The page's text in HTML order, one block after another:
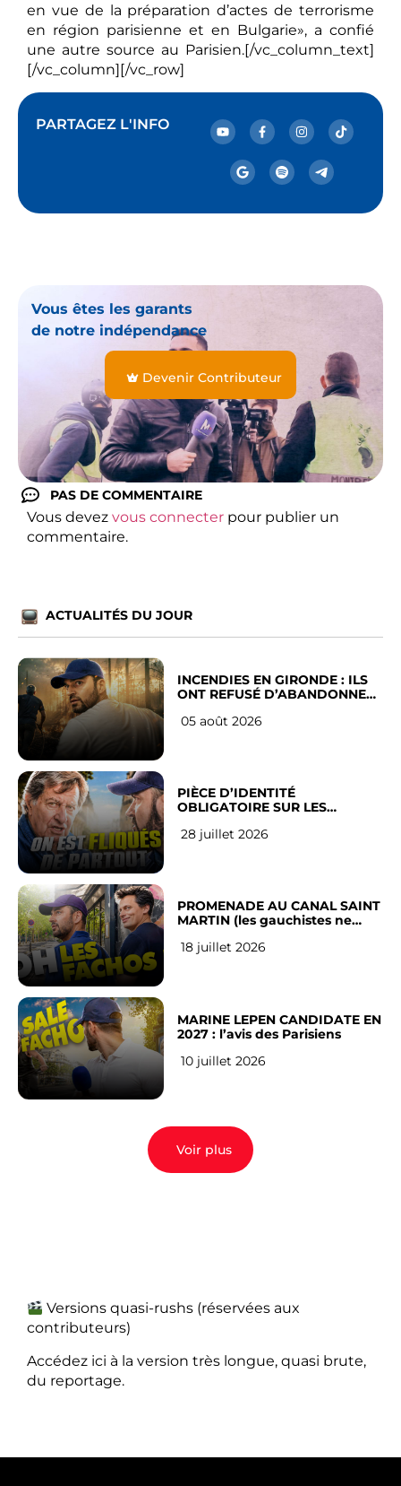
en vue de la préparation d’actes de terrorisme
en région parisienne et en Bulgarie», a confié
une autre source au Parisien.[/vc_column_text]
[/vc_column][/vc_row]
PARTAGEZ L'INFO
Vous êtes les garants
de notre indépendance
Devenir Contributeur
PAS DE COMMENTAIRE
Vous devez vous connecter pour publier un
commentaire.
ACTUALITÉS DU JOUR
INCENDIES EN GIRONDE : ILS
ONT REFUSÉ D’ABANDONNER
05 août 2026
PIÈCE D’IDENTITÉ
OBLIGATOIRE SUR LES
Français
28 juillet 2026
PROMENADE AU CANAL SAINT
MARTIN (les gauchistes ne
18 juillet 2026
MARINE LEPEN CANDIDATE EN
2027 : l’avis des Parisiens
10 juillet 2026
Voir plus
Versions quasi-rushs (réservées aux
contributeurs)
Accédez ici à la version très longue, quasi brute,
du reportage.